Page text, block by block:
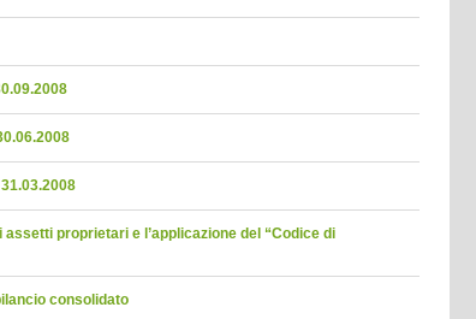
proprietari e l’applicazione del “Codice di
consolidato